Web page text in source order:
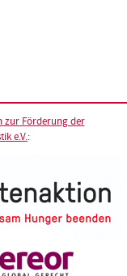
zur Förderung der
e.V.: